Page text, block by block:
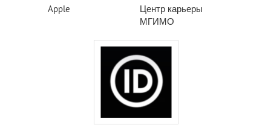
Apple
Центр карьеры
МГИМО